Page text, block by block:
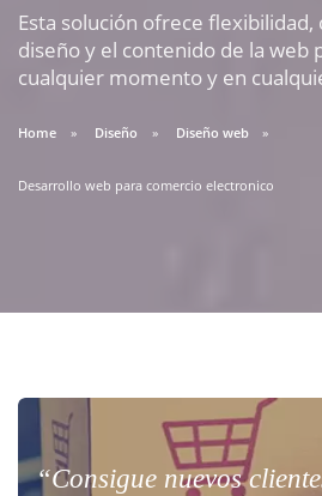
Esta solución ofrece
diseño y el contenido de la web
cualquier momento y en
Home Diseño Diseño web
Desarrollo web para comercio electronico
“Consigue nuevos